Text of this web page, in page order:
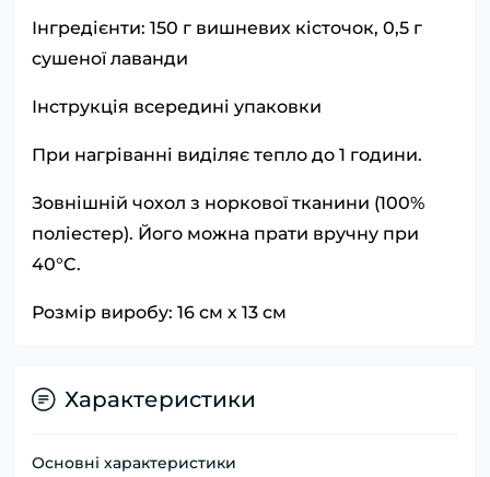
Інгредієнти: 150 г вишневих кісточок, 0,5 г
сушеної лаванди
Інструкція всередині упаковки
При нагріванні виділяє тепло до 1 години.
Зовнішній чохол з норкової тканини (100%
поліестер). Його можна прати вручну при
40°C.
Розмір виробу: 16 см х 13 см
Характеристики
Основні характеристики